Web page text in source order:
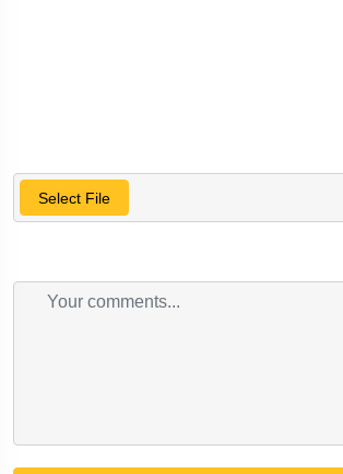
Select File